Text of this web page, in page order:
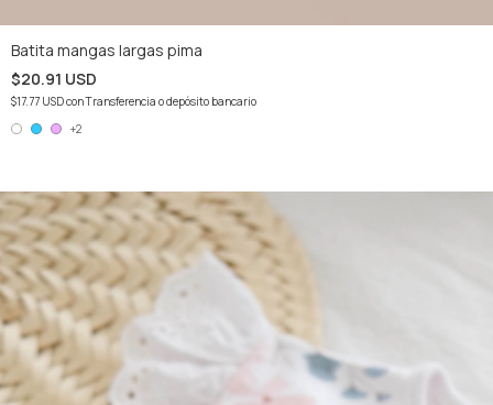
Batita mangas largas pima
$20.91 USD
$17.77 USDconTransferencia o depósito bancario
+2